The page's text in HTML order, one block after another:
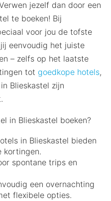
jezelf dan door een
te boeken! Bij
voor jou de tofste
eenvoudig het juiste
– zelfs op het laatste
tot goedkope hotels,
Blieskastel zijn
in Blieskastel boeken?
in Blieskastel bieden
kortingen.
spontane trips en
een overnachting
flexibele opties.